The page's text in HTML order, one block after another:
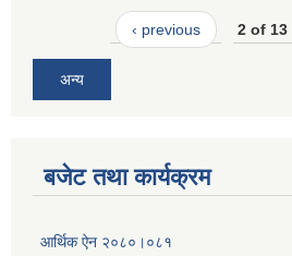
‹ previous 2 of 13
अन्य
बजेट तथा कार्यक्रम
आर्थिक ऐन २०८०।०८१